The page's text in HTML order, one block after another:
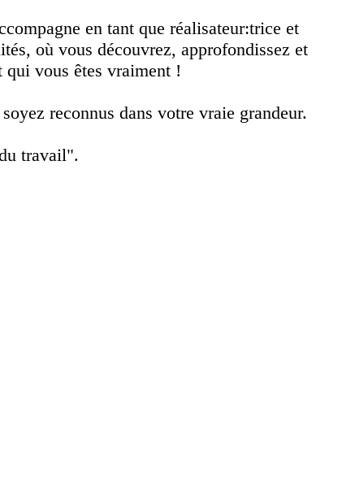
en tant que réalisateur:trice et
où vous découvrez, approfondissez et
qui vous êtes vraiment !
reconnus dans votre vraie grandeur.
travail".